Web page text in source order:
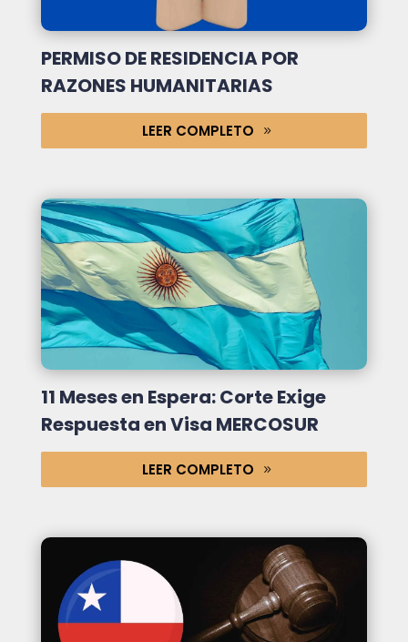
PERMISO DE RESIDENCIA POR
RAZONES HUMANITARIAS
LEER COMPLETO
11 Meses en Espera: Corte Exige
Respuesta en Visa MERCOSUR
LEER COMPLETO